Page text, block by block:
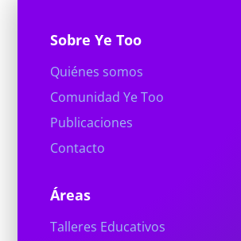
Sobre Ye Too
Quiénes somos
Comunidad Ye Too
Publicaciones
Contacto
Áreas
Talleres Educativos